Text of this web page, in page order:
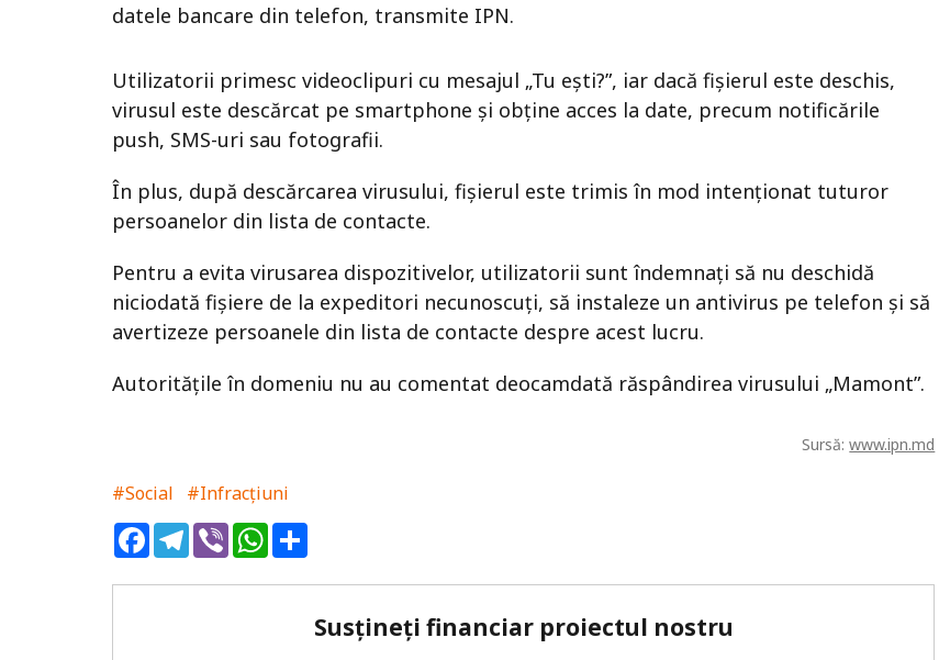
datele bancare din telefon, transmite IPN.
Utilizatorii primesc videoclipuri cu mesajul „Tu ești?”, iar dacă fișierul este deschis,
virusul este descărcat pe smartphone și obține acces la date, precum notificările
push, SMS-uri sau fotografii.
În plus, după descărcarea virusului, fișierul este trimis în mod intenționat tuturor
persoanelor din lista de contacte.
Pentru a evita virusarea dispozitivelor, utilizatorii sunt îndemnați să nu deschidă
niciodată fișiere de la expeditori necunoscuți, să instaleze un antivirus pe telefon și să
avertizeze persoanele din lista de contacte despre acest lucru.
Autoritățile în domeniu nu au comentat deocamdată răspândirea virusului „Mamont”.
Sursă:www.ipn.md
#Social
#Infracțiuni
FacebookTelegram
ViberWhatsApp
Susțineți financiar proiectul nostru